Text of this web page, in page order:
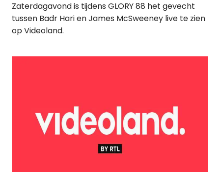
Zaterdagavond is tijdens GLORY 88 het gevecht
tussen Badr Hari en James McSweeney live te zien
op Videoland.